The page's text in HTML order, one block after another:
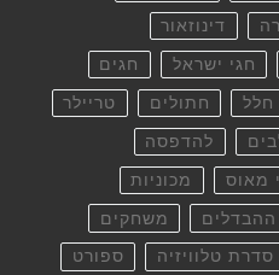
דינוזאור
חגי ישראל חגים
חלל חתולים טריילר
להדפסה
מאוס מכוניות
משחקים
סדרת טלוויזיה ספורט